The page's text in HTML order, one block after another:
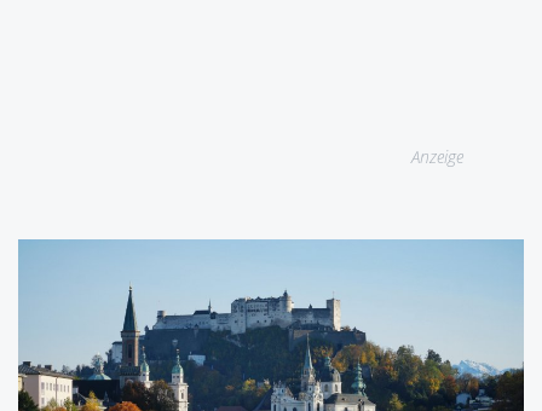
Anzeige